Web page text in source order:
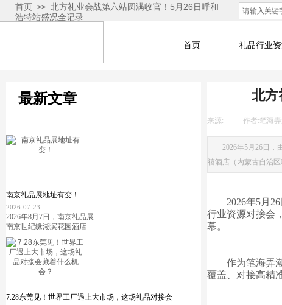
首页 >> 北方礼业会战第六站圆满收官！5月26日呼和
浩特站盛况全记录
首页 礼品行业
北方
来源: 作者:笔海弄
2026年5月26日
禧酒店（内蒙古自治
2026年5月
行业资源对接会
幕。
作为笔海弄
覆盖、对接高精
南京礼品展地址有变！
2026-07-23
2026年8月7日，南京礼品展
南京世纪缘湖滨花园酒店
7.28东莞见！世界工厂遇上大市场，这场礼品对接会
最新文章